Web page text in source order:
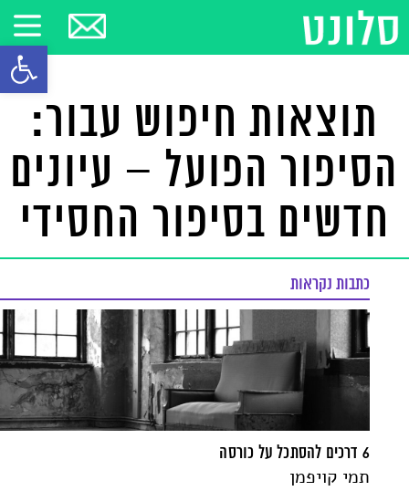
פתח
תוצאות חיפוש עבור:
הסיפור הפועל – עיונים
חדשים בסיפור החסידי
כתבות נקראות
6 דרכים להסתכל על כורסה
תמי קויפמן